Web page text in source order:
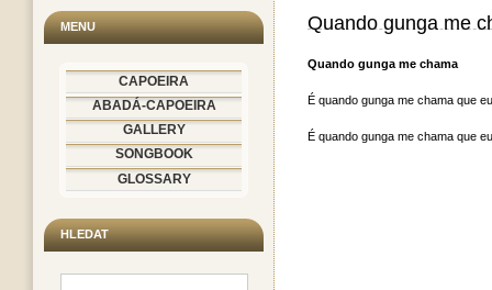
MENU
CAPOEIRA
ABADÁ-CAPOEIRA
GALLERY
SONGBOOK
GLOSSARY
HLEDAT
Quando gunga me
Quando gunga me chama
É quando gunga me chama que
É quando gunga me chama que